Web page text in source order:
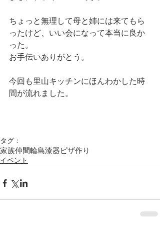
ちょっと無理して母と姉には来てもら
ったけど、いい会になって本当に良か
った。
お手伝いありがとう。
今回も里山キッチンにほんわかした時
間が流れました。
タグ：
家族仲間輪島漆器ピザ作り
イベント